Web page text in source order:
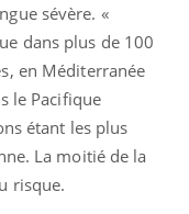
sévère. «
dans plus de 100
en Méditerranée
le Pacifique
étant les plus
La moitié de la
risque.